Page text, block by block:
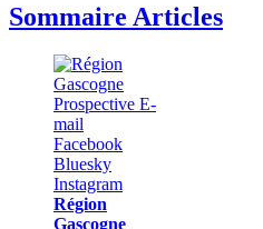
Sommaire Articles
Région
Gascogne